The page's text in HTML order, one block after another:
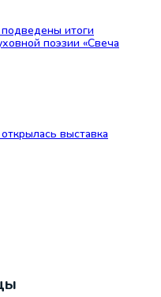
итоги
поэзии «Свеча
выставка